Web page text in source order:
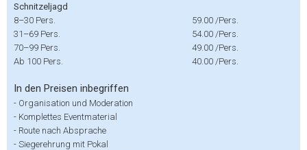
Schnitzeljagd
8–30 Pers.
59.00 /Pers.
31–69 Pers.
54.00 /Pers.
70–99 Pers.
49.00 /Pers.
Ab 100 Pers.
40.00 /Pers.
In den Preisen inbegriffen
- Organisation und Moderation
- Komplettes Eventmaterial
- Route nach Absprache
- Siegerehrung mit Pokal